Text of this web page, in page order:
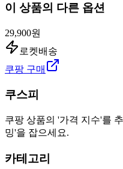
이 상품의 다른 옵션
29,900원
로켓배송
쿠팡 구매
쿠스피
쿠팡 상품의 '가격 지수'를
밍'을 잡으세요.
카테고리